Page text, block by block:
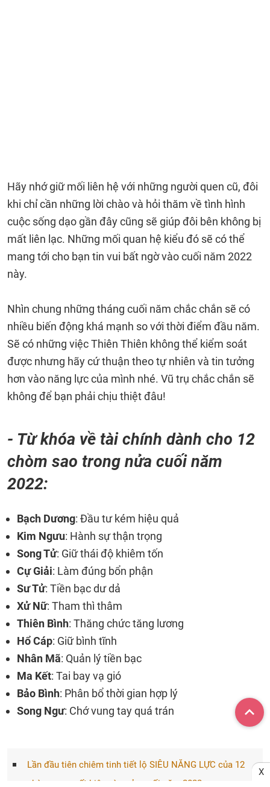
Hãy nhớ giữ mối liên hệ với những người quen cũ, đôi
khi chỉ cần những lời chào và hỏi thăm về tình hình
cuộc sống dạo gần đây cũng sẽ giúp đôi bên không bị
mất liên lạc. Những mối quan hệ kiểu đó sẽ có thể
mang tới cho bạn tin vui bất ngờ vào cuối năm 2022
này.
Nhìn chung những tháng cuối năm chắc chắn sẽ có
nhiều biến động khá mạnh so với thời điểm đầu năm.
Sẽ có những việc Thiên Thiên không thể kiểm soát
được nhưng hãy cứ thuận theo tự nhiên và tin tưởng
hơn vào năng lực của mình nhé. Vũ trụ chắc chắn sẽ
không để bạn phải chịu thiệt đâu!
- Từ khóa về tài chính dành cho 12
chòm sao trong nửa cuối năm
2022:
Bạch Dương: Đầu tư kém hiệu quả
Kim Ngưu: Hành sự thận trọng
Song Tử: Giữ thái độ khiêm tốn
Cự Giải: Làm đúng bổn phận
Sư Tử: Tiền bạc dư dả
Xử Nữ: Tham thì thâm
Thiên Bình: Thăng chức tăng lương
Hổ Cáp: Giữ bình tĩnh
Nhân Mã: Quản lý tiền bạc
Ma Kết: Tai bay vạ gió
Bảo Bình: Phân bổ thời gian hợp lý
Song Ngư: Chớ vung tay quá trán
Lần đầu tiên chiêm tinh tiết lộ SIÊU NĂNG LỰC của 12
chòm sao xuất hiện vào nửa cuối năm 2022
X